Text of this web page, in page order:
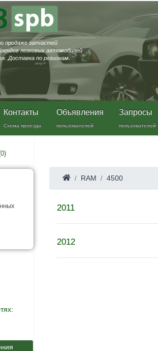
продаже запчастей
легковых автомобилей
Доставка по регионам.
Контакты
Схема проезда
Объявления
пользователей
Запросы
пользователей
0)
RAM 4500
2011
2012